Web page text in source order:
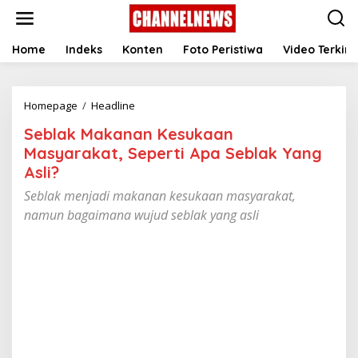
t
Home Indeks Konten Foto Peristiwa Video Terkini
Homepage / Headline
b
l
a
M
k
Seblak Makanan Kesukaan
Masyarakat, Seperti Apa Seblak Yang
Asli?
Seblak menjadi makanan kesukaan masyarakat,
namun bagaimana wujud seblak yang asli